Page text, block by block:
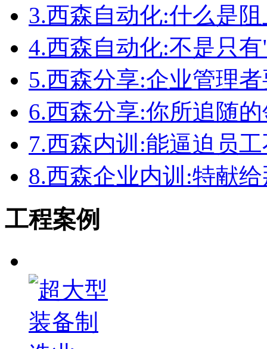
3.西森自动化:什么是
4.西森自动化:不是只
5.西森分享:企业管理
6.西森分享:你所追随
7.西森内训:能逼迫员
8.西森企业内训:特献
工程案例